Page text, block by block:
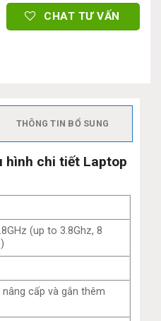
CHAT TƯ VẤN
THÔNG TIN BỔ SUNG
hình chi tiết Laptop
(up to 3.8Ghz, 8
nâng cấp và gắn thêm